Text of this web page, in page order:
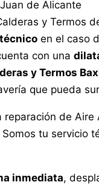
y Termos
en el caso
con una
y Termos
que pueda
de
tu servicio
inmediata,